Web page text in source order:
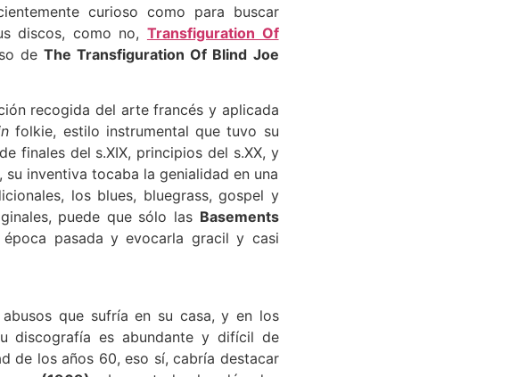
curioso como para buscar
discos, como no, Transfiguration Of
deThe Transfiguration Of Blind Joe
recogida del arte francés y aplicada
folkie, estilo instrumental que tuvo su
finales del s.XIX, principios del s.XX, y
inventiva tocaba la genialidad en una
los blues, bluegrass, gospel y
puede que sólo las Basements
pasada y evocarla gracil y casi
que sufría en su casa, y en los
discografía es abundante y difícil de
de los años 60, eso sí, cabría destacar